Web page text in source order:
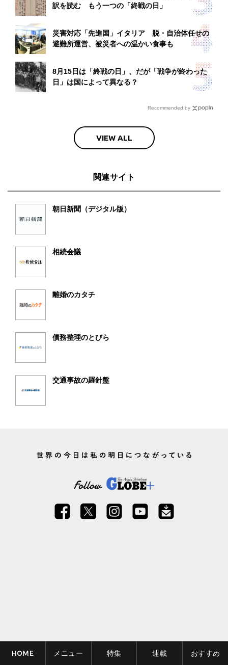
訳を読む もう一つの「終戦の日」
災害対応「先進国」イタリア 脱・自治体任せの
避難所運営、被災者への温かい食事も
8月15日は「終戦の日」、だが「戦争が終わった
日」は国によって異なる？
Recommended by
VIEW ALL
関連サイト
朝日新聞（デジタル版）
相続会議
離婚のカタチ
債務整理のとびら
交通事故の羅針盤
HOME メニュー 特集 連載 おすすめ